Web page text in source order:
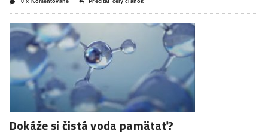
0 x Komentované Prečítať celý článok
Dokáže si čistá voda pamätať?